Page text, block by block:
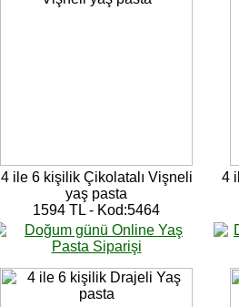
4 ile 6 kişilik Çikolatalı Vişneli
yaş pasta
1594 TL - Kod:5464
4